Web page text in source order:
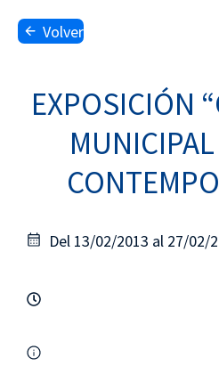
Volver
EXPOSICIÓN
Del 13/02/2013 al 27/02/